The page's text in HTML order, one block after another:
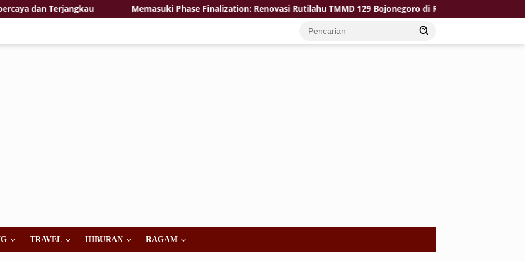
dan Terjangkau Memasuki Phase Finalization: Renovasi Rutilahu TMMD 129 Bojonegoro di Rumah Pak Koko Dikebut
TRAVEL HIBURAN RAGAM